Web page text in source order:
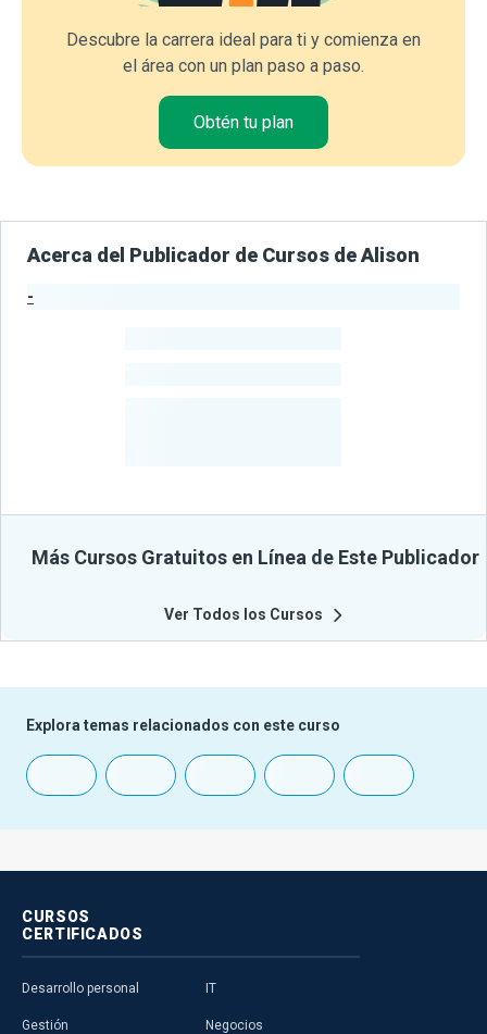
Descubre la carrera ideal para ti y comienza en
el área con un plan paso a paso.
Obtén tu plan
Acerca del Publicador de Cursos de Alison
-
Más Cursos Gratuitos en Línea de Este Publicador
Ver Todos los Cursos
Explora temas relacionados con este curso
CURSOS
CERTIFICADOS
Desarrollo personal
Gestión
IT
Negocios